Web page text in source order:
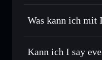
I say every N word
Was kann ich mit
I say every N
Sofort tauschen –
Kann ich I say